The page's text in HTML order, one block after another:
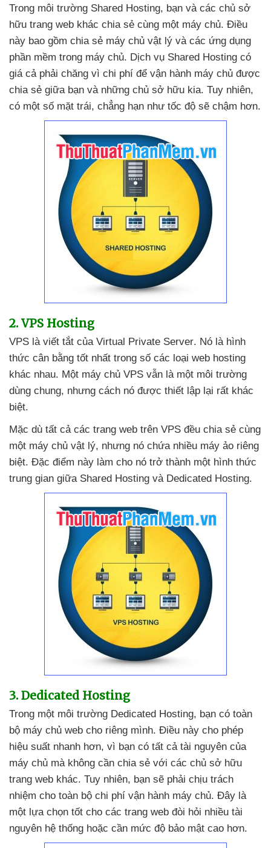
Trong môi trường Shared Hosting, bạn và các chủ sở
hữu trang web khác chia sẻ cùng một máy chủ. Điều
này bao gồm chia sẻ máy chủ vật lý và các ứng dụng
phần mềm trong máy chủ. Dịch vụ Shared Hosting có
giá cả phải chăng vì chi phí để vận hành máy chủ được
chia sẻ giữa bạn và những chủ sở hữu kia. Tuy nhiên,
có một số mặt trái, chẳng hạn như tốc độ sẽ chậm hơn.
2. VPS Hosting
VPS là viết tắt của Virtual Private Server. Nó là hình
thức cân bằng tốt nhất trong số các loại web hosting
khác nhau. Một máy chủ VPS vẫn là một môi trường
dùng chung, nhưng cách nó được thiết lập lại rất khác
biệt.
Mặc dù tất cả các trang web trên VPS đều chia sẻ cùng
một máy chủ vật lý, nhưng nó chứa nhiều máy ảo riêng
biệt. Đặc điểm này làm cho nó trở thành một hình thức
trung gian giữa Shared Hosting và Dedicated Hosting.
3. Dedicated Hosting
Trong một môi trường Dedicated Hosting, bạn có toàn
bộ máy chủ web cho riêng mình. Điều này cho phép
hiệu suất nhanh hơn, vì bạn có tất cả tài nguyên của
máy chủ mà không cần chia sẻ với các chủ sở hữu
trang web khác. Tuy nhiên, bạn sẽ phải chịu trách
nhiệm cho toàn bộ chi phí vận hành máy chủ. Đây là
một lựa chọn tốt cho các trang web đòi hỏi nhiều tài
nguyên hệ thống hoặc cần mức độ bảo mật cao hơn.